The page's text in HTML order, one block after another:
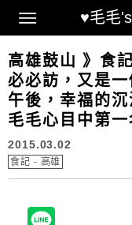
♥毛毛
Main Menu
高雄鼓山 》食
必必訪，又是
午後，幸福的
毛毛心目中第
2015.03.02
食記 - 高雄